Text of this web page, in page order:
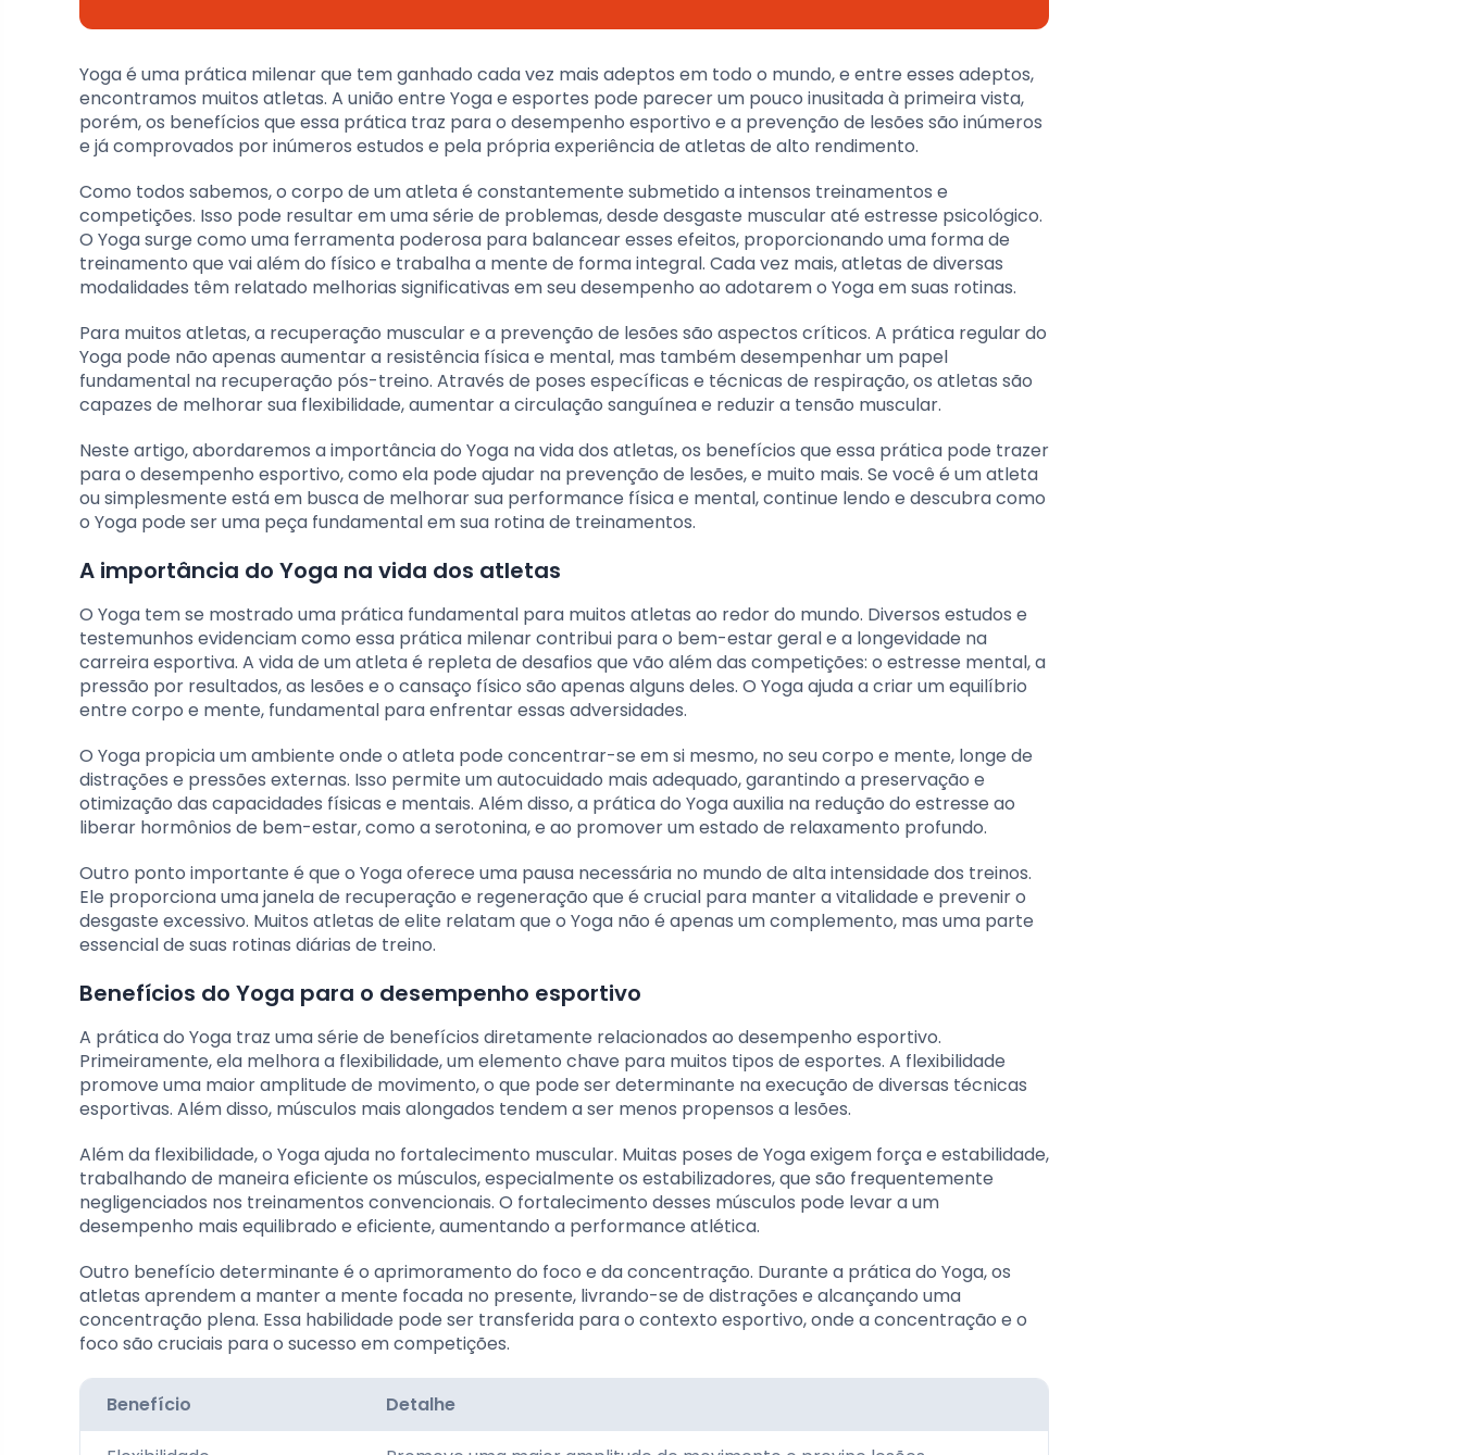
Yoga é uma prática milenar que tem ganhado cada vez mais adeptos em todo o mundo, e entre esses adeptos,
encontramos muitos atletas. A união entre Yoga e esportes pode parecer um pouco inusitada à primeira vista,
porém, os benefícios que essa prática traz para o desempenho esportivo e a prevenção de lesões são inúmeros
e já comprovados por inúmeros estudos e pela própria experiência de atletas de alto rendimento.
Como todos sabemos, o corpo de um atleta é constantemente submetido a intensos treinamentos e
competições. Isso pode resultar em uma série de problemas, desde desgaste muscular até estresse psicológico.
O Yoga surge como uma ferramenta poderosa para balancear esses efeitos, proporcionando uma forma de
treinamento que vai além do físico e trabalha a mente de forma integral. Cada vez mais, atletas de diversas
modalidades têm relatado melhorias significativas em seu desempenho ao adotarem o Yoga em suas rotinas.
Para muitos atletas, a recuperação muscular e a prevenção de lesões são aspectos críticos. A prática regular do
Yoga pode não apenas aumentar a resistência física e mental, mas também desempenhar um papel
fundamental na recuperação pós-treino. Através de poses específicas e técnicas de respiração, os atletas são
capazes de melhorar sua flexibilidade, aumentar a circulação sanguínea e reduzir a tensão muscular.
Neste artigo, abordaremos a importância do Yoga na vida dos atletas, os benefícios que essa prática pode trazer
para o desempenho esportivo, como ela pode ajudar na prevenção de lesões, e muito mais. Se você é um atleta
ou simplesmente está em busca de melhorar sua performance física e mental, continue lendo e descubra como
o Yoga pode ser uma peça fundamental em sua rotina de treinamentos.
A importância do Yoga na vida dos atletas
O Yoga tem se mostrado uma prática fundamental para muitos atletas ao redor do mundo. Diversos estudos e
testemunhos evidenciam como essa prática milenar contribui para o bem-estar geral e a longevidade na
carreira esportiva. A vida de um atleta é repleta de desafios que vão além das competições: o estresse mental, a
pressão por resultados, as lesões e o cansaço físico são apenas alguns deles. O Yoga ajuda a criar um equilíbrio
entre corpo e mente, fundamental para enfrentar essas adversidades.
O Yoga propicia um ambiente onde o atleta pode concentrar-se em si mesmo, no seu corpo e mente, longe de
distrações e pressões externas. Isso permite um autocuidado mais adequado, garantindo a preservação e
otimização das capacidades físicas e mentais. Além disso, a prática do Yoga auxilia na redução do estresse ao
liberar hormônios de bem-estar, como a serotonina, e ao promover um estado de relaxamento profundo.
Outro ponto importante é que o Yoga oferece uma pausa necessária no mundo de alta intensidade dos treinos.
Ele proporciona uma janela de recuperação e regeneração que é crucial para manter a vitalidade e prevenir o
desgaste excessivo. Muitos atletas de elite relatam que o Yoga não é apenas um complemento, mas uma parte
essencial de suas rotinas diárias de treino.
Benefícios do Yoga para o desempenho esportivo
A prática do Yoga traz uma série de benefícios diretamente relacionados ao desempenho esportivo.
Primeiramente, ela melhora a flexibilidade, um elemento chave para muitos tipos de esportes. A flexibilidade
promove uma maior amplitude de movimento, o que pode ser determinante na execução de diversas técnicas
esportivas. Além disso, músculos mais alongados tendem a ser menos propensos a lesões.
Além da flexibilidade, o Yoga ajuda no fortalecimento muscular. Muitas poses de Yoga exigem força e estabilidade,
trabalhando de maneira eficiente os músculos, especialmente os estabilizadores, que são frequentemente
negligenciados nos treinamentos convencionais. O fortalecimento desses músculos pode levar a um
desempenho mais equilibrado e eficiente, aumentando a performance atlética.
Outro benefício determinante é o aprimoramento do foco e da concentração. Durante a prática do Yoga, os
atletas aprendem a manter a mente focada no presente, livrando-se de distrações e alcançando uma
concentração plena. Essa habilidade pode ser transferida para o contexto esportivo, onde a concentração e o
foco são cruciais para o sucesso em competições.
Benefício Detalhe